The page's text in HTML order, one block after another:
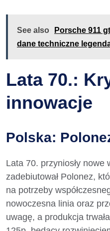
See also
Porsche 911
dane techniczne
Lata 70.:
innowacje
Polska:
Lata 70. przyniosły nowe
zadebiutował Polonez,
na potrzeby
nowoczesna linia oraz
uwagę, a produkcja